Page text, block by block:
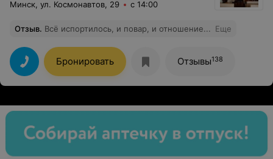
Минск, ул. Космонавтов, 29 с 14:00
Отзыв. Всё испортилось, и повар, и отношение... Еще
Бронировать Отзывы138